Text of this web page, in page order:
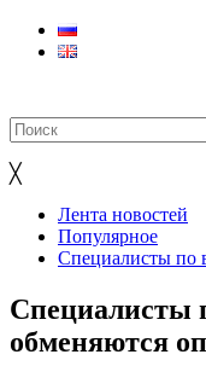
╳
Лента новостей
Популярное
Специалисты по
Специалисты
обменяются